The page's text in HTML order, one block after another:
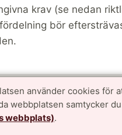
använder cookies för
webbplatsen samtycker
webbplats).
krav (se nedan
bör
för ny anmälan
anmälan